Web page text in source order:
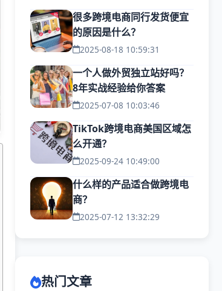
很多跨境电商同行发货便宜
的原因是什么？
2025-08-18 10:59:31
一个人做外贸独立站好吗？
8年实战经验给你答案
2025-07-08 10:03:46
TikTok跨境电商美国区域怎
么开通？
2025-09-24 10:49:00
什么样的产品适合做跨境电
商？
2025-07-12 13:32:29
热门文章